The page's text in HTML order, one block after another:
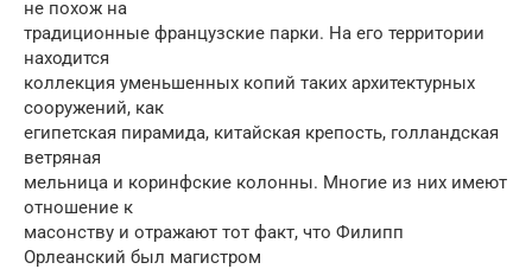
не похож на
традиционные французские парки. На его территории
находится
коллекция уменьшенных копий таких архитектурных
сооружений, как
египетская пирамида, китайская крепость, голландская
ветряная
мельница и коринфские колонны. Многие из них имеют
отношение к
масонству и отражают тот факт, что Филипп
Орлеанский был магистром